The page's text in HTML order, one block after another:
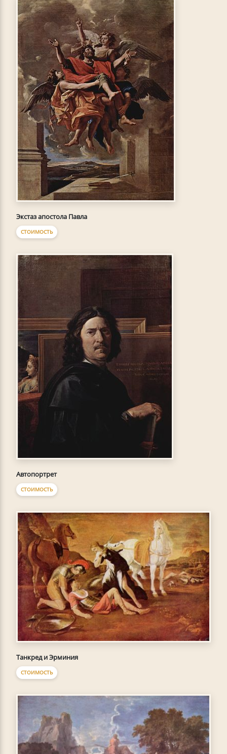
Экстаз апостола Павла
СТОИМОСТЬ
Автопортрет
СТОИМОСТЬ
Танкред и Эрминия
СТОИМОСТЬ